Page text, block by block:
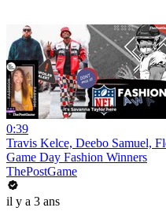
0:39
Travis Kelce, Deebo Samuel,
Game Day Fashion Winners
ThePostGame
il y a 3 ans